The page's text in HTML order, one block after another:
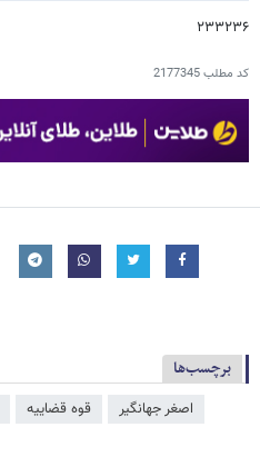
۲۳۳۲۳۶
کد مطلب2177345
برچسب‌ها
اصغر جهانگیر قوه قضاییه